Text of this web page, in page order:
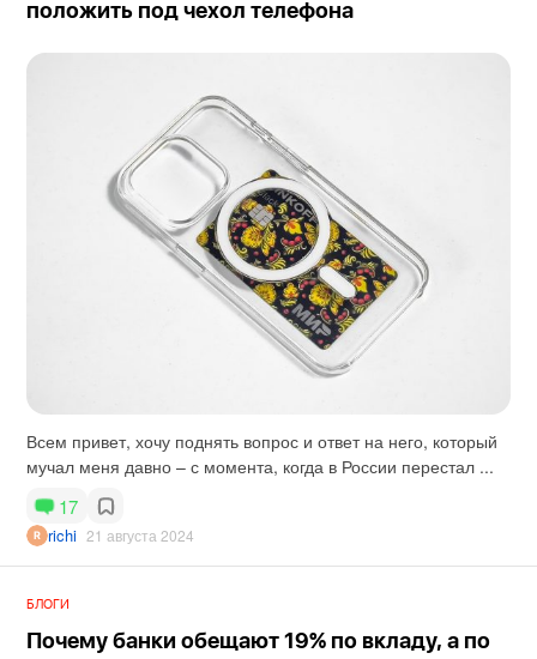
положить под чехол телефона
Всем привет, хочу поднять вопрос и ответ на него, который
мучал меня давно – с момента, когда в России перестал ...
17
richi 21 августа 2024
БЛОГИ
Почему банки обещают 19% по вкладу, а по